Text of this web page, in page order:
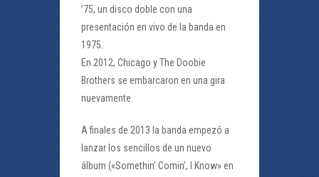
’75, un disco doble con una
presentación en vivo de la banda en
1975.
En 2012, Chicago y The Doobie
Brothers se embarcaron en una gira
nuevamente.
A finales de 2013 la banda empezó a
lanzar los sencillos de un nuevo
álbum («Somethin’ Comin’, I Know» en